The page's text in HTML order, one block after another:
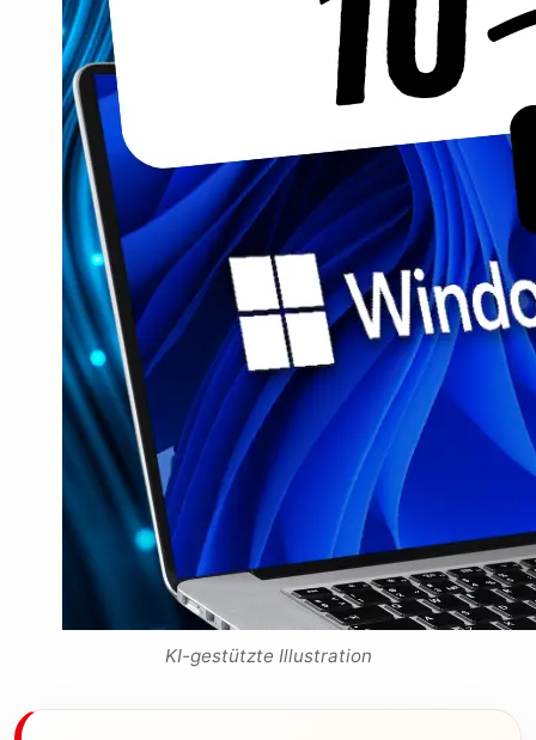
KI-gestützte Illustration